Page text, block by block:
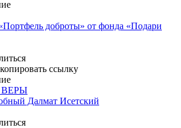
доброты» от фонда «Подари
ВЕРЫ
Далмат Исетский